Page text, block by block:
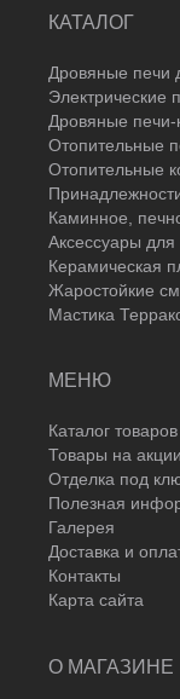
КАТАЛОГ
Дровяные печи
Электрические
Дровяные
Отопительные
Отопительные
Каминное,
Аксессуары
Керамическая
Жаростойкие
Мастика
МЕНЮ
Каталог товаров
Товары на акции
Отделка под
Полезная
Галерея
Доставка и
Контакты
Карта сайта
О МАГАЗИНЕ